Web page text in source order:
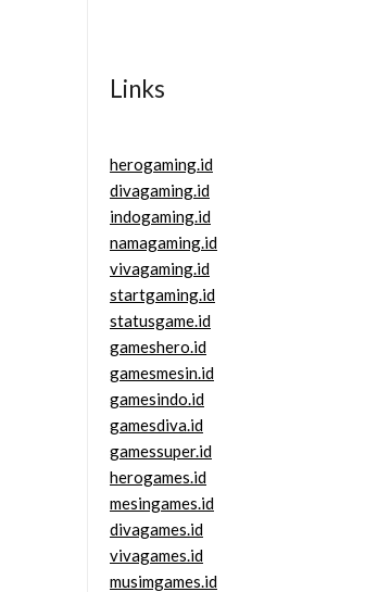
Links
herogaming.id
divagaming.id
indogaming.id
namagaming.id
vivagaming.id
startgaming.id
statusgame.id
gameshero.id
gamesmesin.id
gamesindo.id
gamesdiva.id
gamessuper.id
herogames.id
mesingames.id
divagames.id
vivagames.id
musimgames.id